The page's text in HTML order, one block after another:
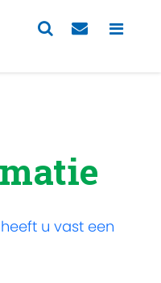
u vast een